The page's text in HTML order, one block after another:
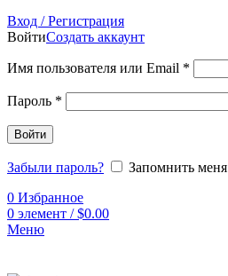
Вход / Регистрация
ВойтиСоздать аккаунт
Имя пользователя или Email *
Пароль *
Войти
Забыли пароль?
Запомнить меня
0 Избранное
0 элемент / $0.00
Меню